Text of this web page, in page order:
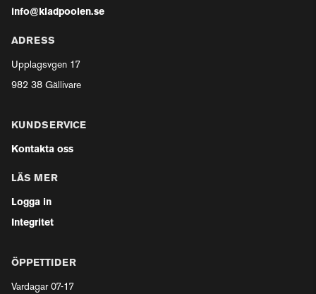
info@kladpoolen.se
ADRESS
Upplagsvgen 17
982 38 Gällivare
KUNDSERVICE
Kontakta oss
LÄS MER
Logga in
Integritet
ÖPPETTIDER
Vardagar 07-17